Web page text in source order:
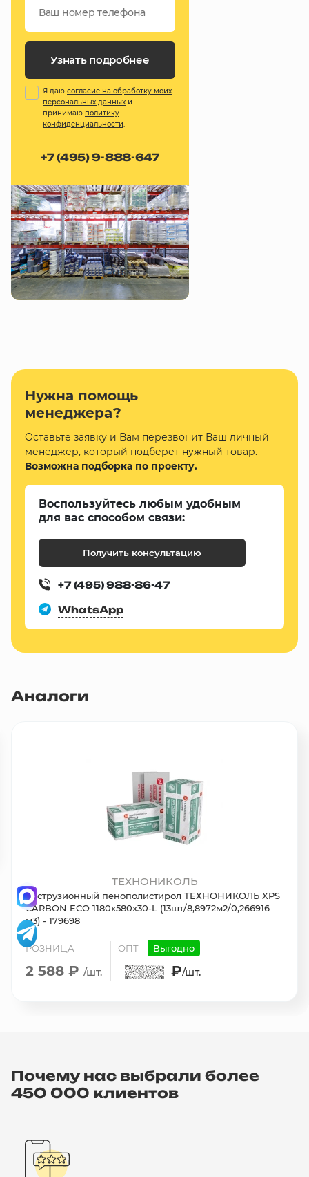
Узнать подробнее
Я даю согласие на обработку моих
персональных данных и
принимаю политику
конфиденциальности.
+7 (495) 9-888-647
Нужна помощь
менеджера?
Оставьте заявку и Вам перезвонит Ваш личный
менеджер, который подберет нужный товар.
Возможна подборка по проекту.
Воспользуйтесь любым удобным
для вас способом связи:
Получить консультацию
+7 (495) 988-86-47
WhatsApp
Аналоги
ТЕХНОНИКОЛЬ
Экструзионный пенополистирол ТЕХНОНИКОЛЬ XPS
CARBON ECO 1180х580х30-L (13шт/8,8972м2/0,266916
м3) - 179698
РОЗНИЦА
2 588 ₽ /шт.
ОПТ Выгодно
₽/шт.
Почему нас выбрали более
450 000 клиентов